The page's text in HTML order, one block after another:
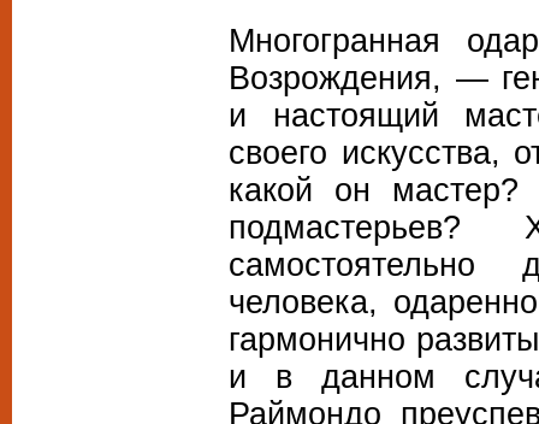
Многогранная
Возрождения, —
и настоящий
своего искусства,
какой он мастер?
подмастерьев?
человека,
гармонично
и в данном
Раймондо